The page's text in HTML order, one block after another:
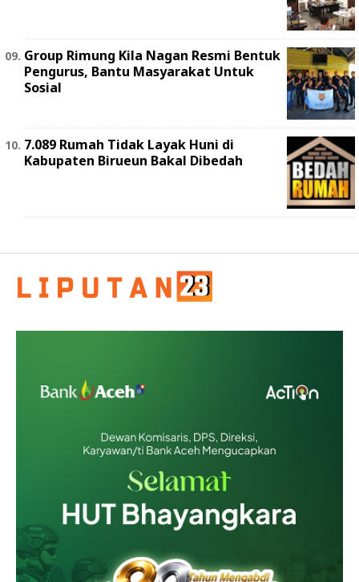
Group Rimung Kila Nagan Resmi Bentuk
Pengurus, Bantu Masyarakat Untuk
Sosial
7.089 Rumah Tidak Layak Huni di
Kabupaten Birueun Bakal Dibedah